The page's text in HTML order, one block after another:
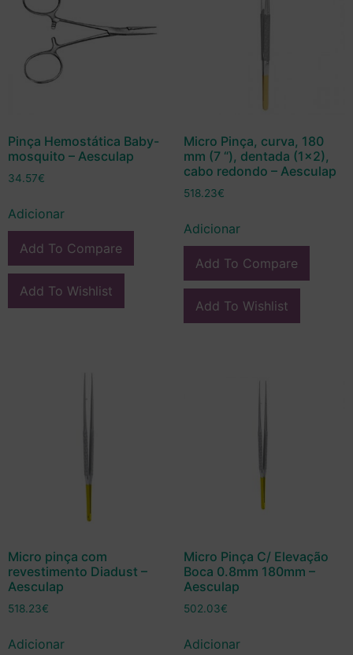
Pinça Hemostática Baby-
mosquito – Aesculap
34.57€
Adicionar
Add To Compare
Add To Wishlist
Micro Pinça, curva, 180
mm (7 “), dentada (1×2),
cabo redondo – Aesculap
518.23€
Adicionar
Add To Compare
Add To Wishlist
Micro pinça com
revestimento Diadust –
Aesculap
518.23€
Adicionar
Micro Pinça C/ Elevação
Boca 0.8mm 180mm –
Aesculap
502.03€
Adicionar